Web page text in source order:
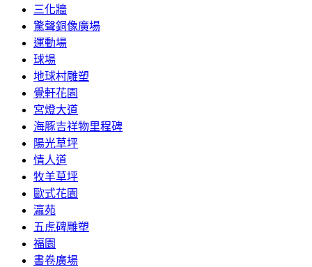
三化牆
驚聲銅像廣場
運動場
球場
地球村雕塑
覺軒花園
宮燈大道
海豚吉祥物里程碑
陽光草坪
情人道
牧羊草坪
歐式花園
瀛苑
五虎碑雕塑
福園
書卷廣場